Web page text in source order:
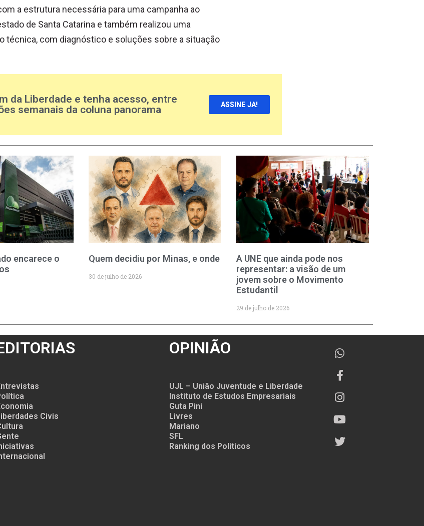
a estrutura necessária para uma campanha ao
de Santa Catarina e também realizou uma
técnica, com diagnóstico e soluções sobre a situação
da Liberdade e tenha acesso, entre
semanais da coluna panorama
ASSINE JA!
encarece o
Quem decidiu por Minas, e onde
30 de julho de 2026
A UNE que ainda pode nos
representar: a visão de um
jovem sobre o Movimento
Estudantil
29 de julho de 2026
Civis
OPINIÃO
UJL – União Juventude e Liberdade
Instituto de Estudos Empresariais
Guta Pini
Livres
Mariano
SFL
Ranking dos Politicos